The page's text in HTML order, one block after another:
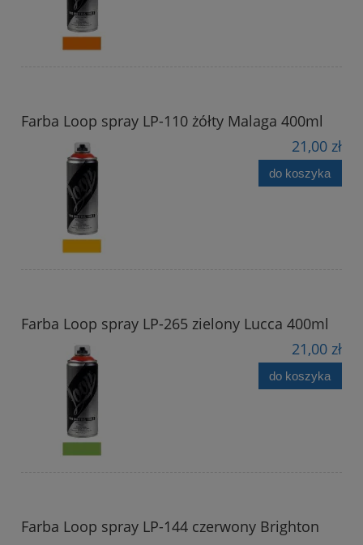
Farba Loop spray LP-110 żółty Malaga 400ml
21,00 zł
do koszyka
Farba Loop spray LP-265 zielony Lucca 400ml
21,00 zł
do koszyka
Farba Loop spray LP-144 czerwony Brighton